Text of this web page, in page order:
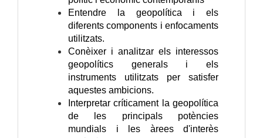
Entendre la geopolítica i els
diferents components i enfocaments
utilitzats.
Conèixer i analitzar els interessos
geopolítics generals i els
instruments utilitzats per satisfer
aquestes ambicions.
Interpretar críticament la geopolítica
de les principals potències
mundials i les àrees d'interès